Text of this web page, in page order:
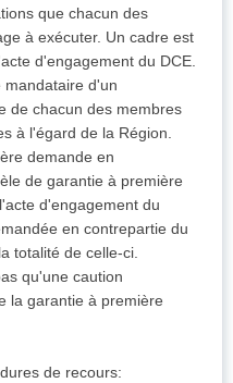
que chacun des
à exécuter. Un cadre est
d'engagement du DCE.
mandataire d'un
de chacun des membres
à l'égard de la Région.
demande en
de garantie à première
d'engagement du
en contrepartie du
totalité de celle-ci.
qu'une caution
la garantie à première
de recours: